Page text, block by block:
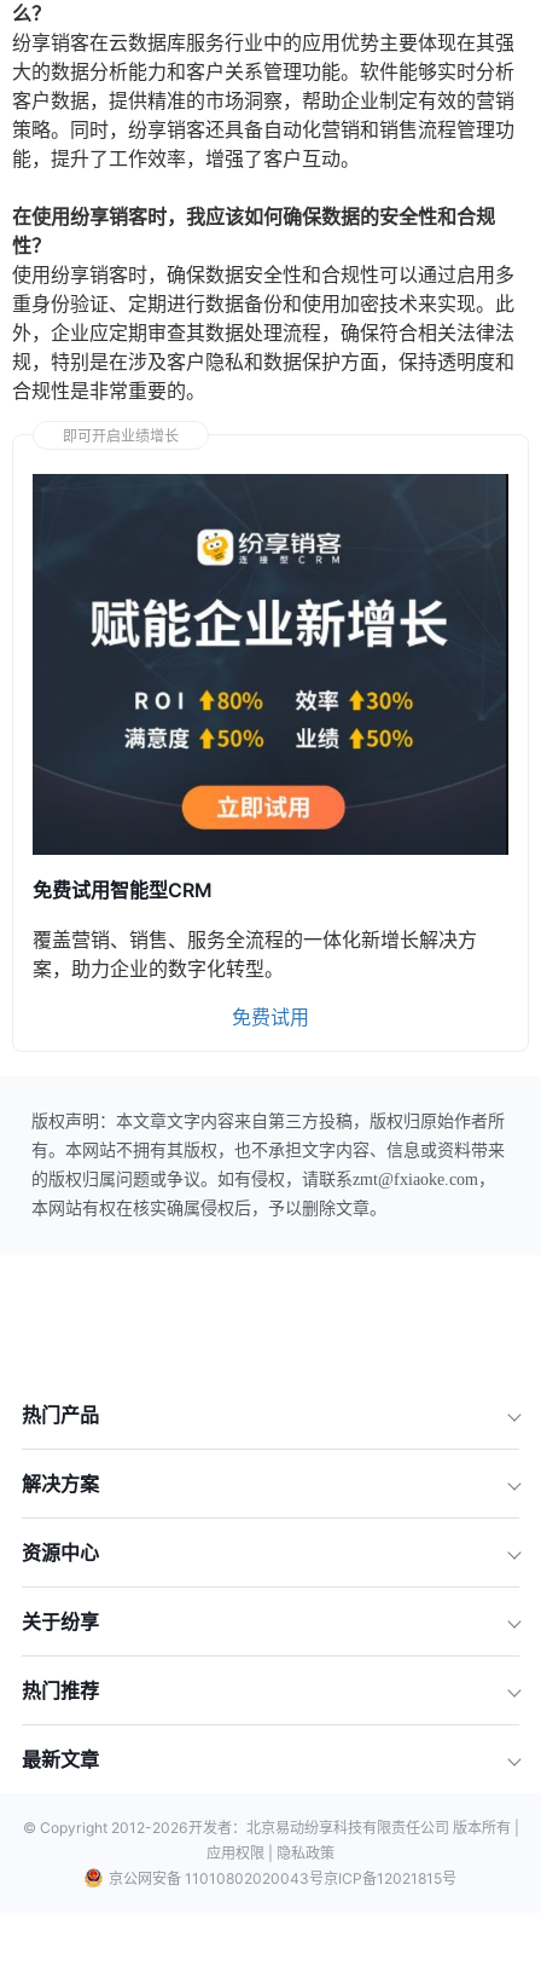
么？
纷享销客在云数据库服务行业中的应用优势主要体现在其强
大的数据分析能力和客户关系管理功能。软件能够实时分析
客户数据，提供精准的市场洞察，帮助企业制定有效的营销
策略。同时，纷享销客还具备自动化营销和销售流程管理功
能，提升了工作效率，增强了客户互动。
在使用纷享销客时，我应该如何确保数据的安全性和合规
性？
使用纷享销客时，确保数据安全性和合规性可以通过启用多
重身份验证、定期进行数据备份和使用加密技术来实现。此
外，企业应定期审查其数据处理流程，确保符合相关法律法
规，特别是在涉及客户隐私和数据保护方面，保持透明度和
合规性是非常重要的。
即可开启业绩增长
免费试用智能型CRM
覆盖营销、销售、服务全流程的一体化新增长解决方
案，助力企业的数字化转型。
免费试用
版权声明：本文章文字内容来自第三方投稿，版权归原始作者所
有。本网站不拥有其版权，也不承担文字内容、信息或资料带来
的版权归属问题或争议。如有侵权，请联系zmt@fxiaoke.com，
本网站有权在核实确属侵权后，予以删除文章。
热门产品
解决方案
资源中心
关于纷享
热门推荐
最新文章
© Copyright 2012-2026开发者：北京易动纷享科技有限责任公司 版本所有 |
应用权限 |
隐私政策
京公网安备 11010802020043号京ICP备12021815号